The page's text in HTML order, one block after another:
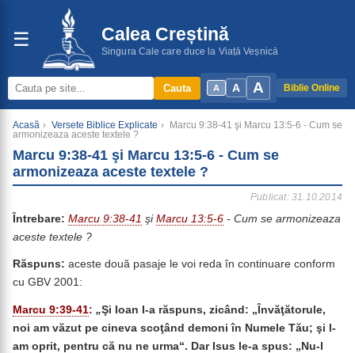
☰ Calea Creștină
Singura Cale care duce la Viață Veșnică
A A A Biblie Online
Cauta
Acasă › Versete Biblice Explicate ›
Marcu 9:38-41 şi Marcu 13:5-6 - Cum se
armonizeaza aceste textele ?
Marcu 9:38-41 şi Marcu 13:5-6 - Cum se
armonizeaza aceste textele ?
Publicat: 31.10.2014
Întrebare: Marcu 9:38-41 şi Marcu 13:5-6 - Cum se armonizeaza
aceste textele ?
Răspuns: aceste două pasaje le voi reda în continuare conform
cu GBV 2001:
Marcu 9:39-41: „Şi Ioan I-a răspuns, zicând: „Învăţătorule,
noi am văzut pe cineva scoţând demoni în Numele Tău; şi l-
am oprit, pentru că nu ne urma“. Dar Isus le-a spus: „Nu-l